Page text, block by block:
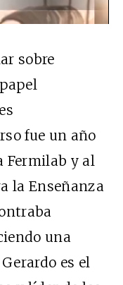
sobre
fue un año
Fermilab y al
la Enseñanza
una
es el